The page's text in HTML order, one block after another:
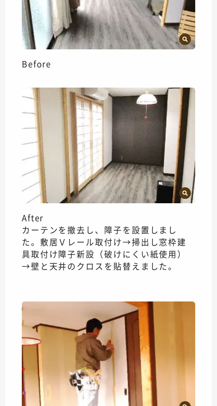
Before
After
カーテンを撤去し、障子を設置しまし
た。敷居Ｖレール取付け→掃出し窓枠建
具取付け障子新設（破けにくい紙使用）
→壁と天井のクロスを貼替えました。